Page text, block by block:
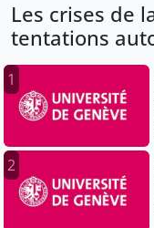
Les crises de
tentations
1
2